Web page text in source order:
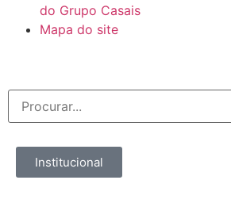
do Grupo Casais
Mapa do site
Institucional